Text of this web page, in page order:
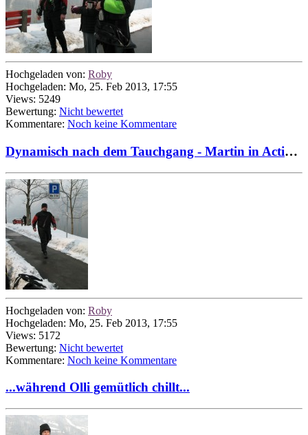
Hochgeladen von: Roby
Hochgeladen: Mo, 25. Feb 2013, 17:55
Views: 5249
Bewertung: Nicht bewertet
Kommentare: Noch keine Kommentare
Dynamisch nach dem Tauchgang - Martin in Action...
Hochgeladen von: Roby
Hochgeladen: Mo, 25. Feb 2013, 17:55
Views: 5172
Bewertung: Nicht bewertet
Kommentare: Noch keine Kommentare
...während Olli gemütlich chillt...